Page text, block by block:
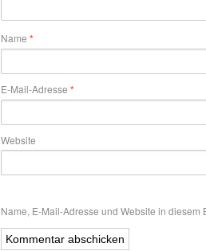
Name *
E-Mail-Adresse *
Website
Name, E-Mail-Adresse und Website in